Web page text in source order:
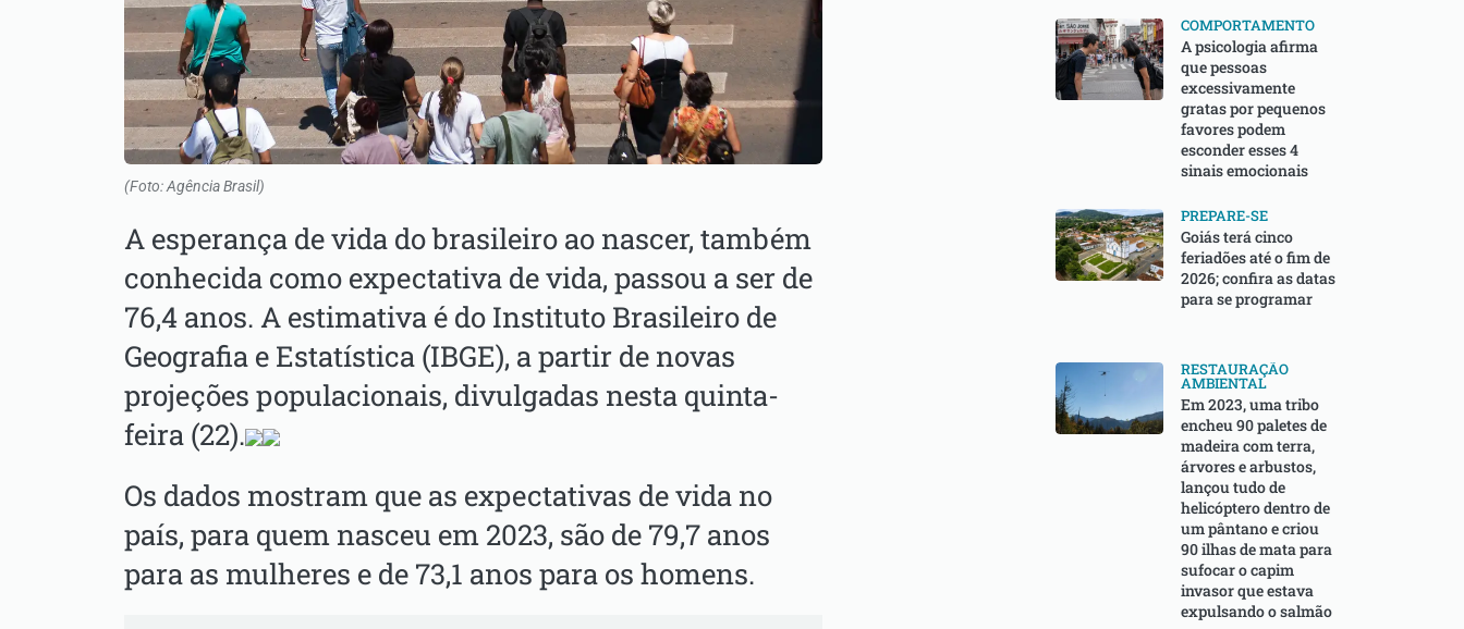
(Foto: Agência Brasil)
A esperança de vida do brasileiro ao nascer, também
conhecida como expectativa de vida, passou a ser de
76,4 anos. A estimativa é do Instituto Brasileiro de
Geografia e Estatística (IBGE), a partir de novas
projeções populacionais, divulgadas nesta quinta-
feira (22).
Os dados mostram que as expectativas de vida no
país, para quem nasceu em 2023, são de 79,7 anos
para as mulheres e de 73,1 anos para os homens.
COMPORTAMENTO
A psicologia afirma
que pessoas
excessivamente
gratas por pequenos
favores podem
esconder esses 4
sinais emocionais
PREPARE-SE
Goiás terá cinco
feriadões até o fim de
2026; confira as datas
para se programar
RESTAURAÇÃO
AMBIENTAL
Em 2023, uma tribo
encheu 90 paletes de
madeira com terra,
árvores e arbustos,
lançou tudo de
helicóptero dentro de
um pântano e criou
90 ilhas de mata para
sufocar o capim
invasor que estava
expulsando o salmão